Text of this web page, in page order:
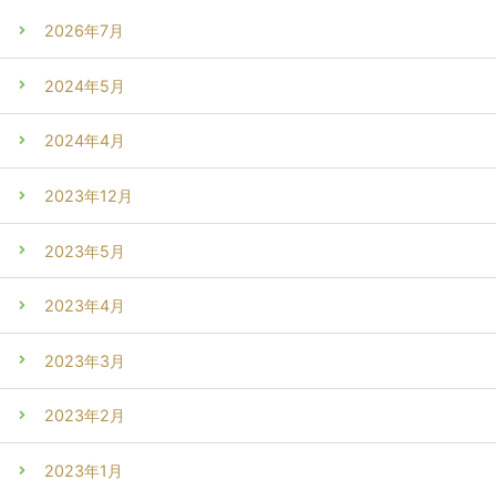
2026年7月
2024年5月
2024年4月
2023年12月
2023年5月
2023年4月
2023年3月
2023年2月
2023年1月